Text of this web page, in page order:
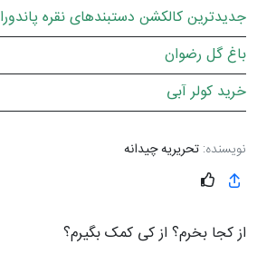
جدیدترین کالکشن دستبندهای نقره پاندورا
باغ گل رضوان
خرید کولر آبی
نویسنده: تحریریه چیدانه
از کجا بخرم؟ از کی کمک بگیرم؟